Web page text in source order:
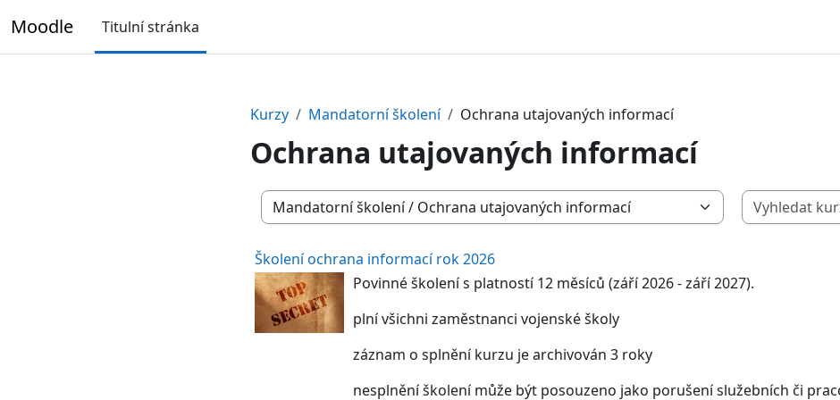
Moodle Titulní stránka
Kurzy Mandatorní školení Ochrana utajovaných informací
Ochrana utajovaných informací
Kategorie kurzů
Školení ochrana informací rok 2026
Povinné školení s platností 12 měsíců (září 2026 - září 2027).
plní všichni zaměstnanci vojenské školy
záznam o splnění kurzu je archivován 3 roky
nesplnění školení může být posouzeno jako porušení služebních či